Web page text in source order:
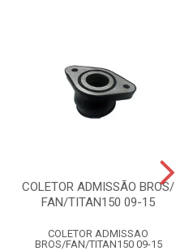
COLETOR ADMISSÃO BROS/
FAN/TITAN150 09-15
COLETOR ADMISSAO
BROS/FAN/TITAN150 09-15